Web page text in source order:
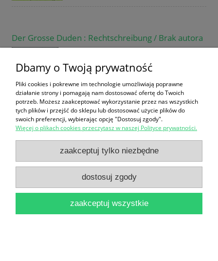
Der Grosse Duden : Rechtschreibung / Brak autora
38,00 zł
Bildworterbuch Deutsch Englisch : Picture
Dictionary German English
12,90 zł
Dbamy o Twoją prywatność
Pliki cookies i pokrewne im technologie umożliwiają poprawne
działanie strony i pomagają nam dostosować ofertę do Twoich
potrzeb. Możesz zaakceptować wykorzystanie przez nas wszystkich
tych plików i przejść do sklepu lub dostosować użycie plików do
swoich preferencji, wybierając opcję "Dostosuj zgody".
Więcej o plikach cookies przeczytasz w naszej Polityce prywatności.
zaakceptuj tylko niezbędne
dostosuj zgody
zaakceptuj wszystkie